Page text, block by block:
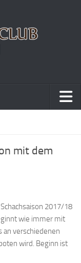
mit dem
2017/18
wie immer mit
an verschiedenen
wird. Beginn ist